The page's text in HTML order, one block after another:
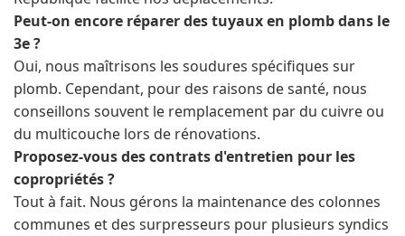
Peut-on encore réparer des tuyaux en plomb dans le
3e ?
Oui, nous maîtrisons les soudures spécifiques sur
plomb. Cependant, pour des raisons de santé, nous
conseillons souvent le remplacement par du cuivre ou
du multicouche lors de rénovations.
Proposez-vous des contrats d'entretien pour les
copropriétés ?
Tout à fait. Nous gérons la maintenance des colonnes
communes et des surpresseurs pour plusieurs syndics